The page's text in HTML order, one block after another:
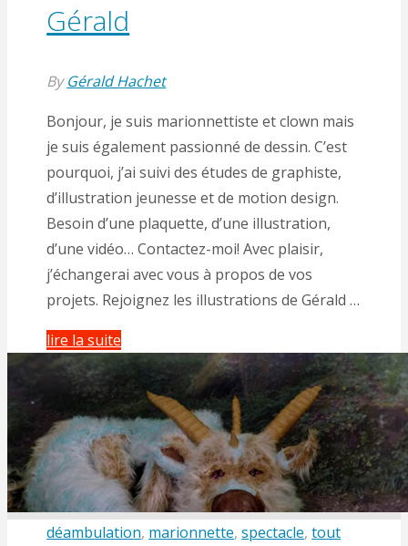
Gérald
By Gérald Hachet
Bonjour, je suis marionnettiste et clown mais
je suis également passionné de dessin. C’est
pourquoi, j’ai suivi des études de graphiste,
d’illustration jeunesse et de motion design.
Besoin d’une plaquette, d’une illustration,
d’une vidéo… Contactez-moi! Avec plaisir,
j’échangerai avec vous à propos de vos
projets. Rejoignez les illustrations de Gérald …
lire la suite
Illustrations
de
Gérald"
déambulation, marionnette,spectacle,tout